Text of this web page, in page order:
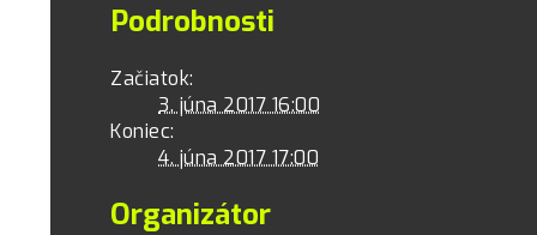
Podrobnosti
Začiatok:
3. júna 2017 16:00
Koniec:
4. júna 2017 17:00
Organizátor